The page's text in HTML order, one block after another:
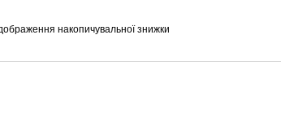
накопичувальної знижки